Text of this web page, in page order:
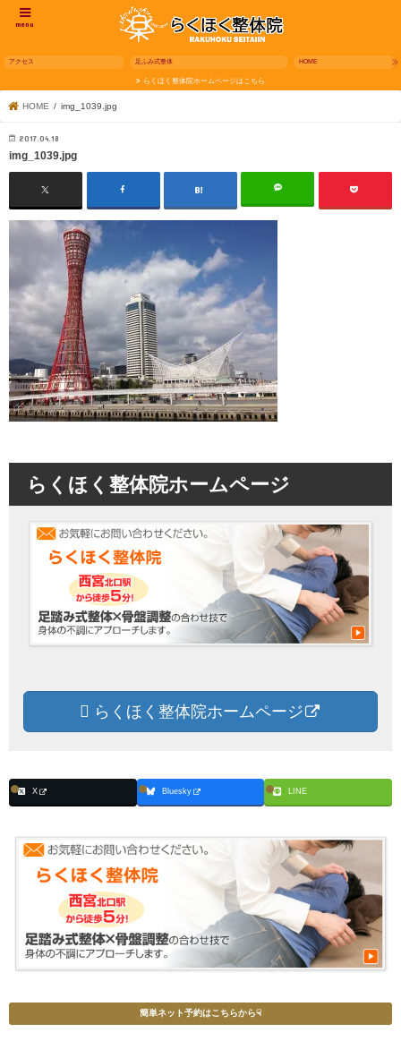
menu
アクセス 足ふみ式整体 HOME
らくほく整体院ホームページはこちら
HOME img_1039.jpg
2017.04.18
img_1039.jpg
らくほく整体院ホームページ
らくほく整体院ホームページ
X Bluesky LINE
簡単ネット予約はこちらから☟